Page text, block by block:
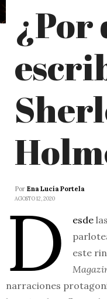
¿Por
Por Ena Lucía Portela
AGOSTO 12, 2020
D esde
este
narraciones